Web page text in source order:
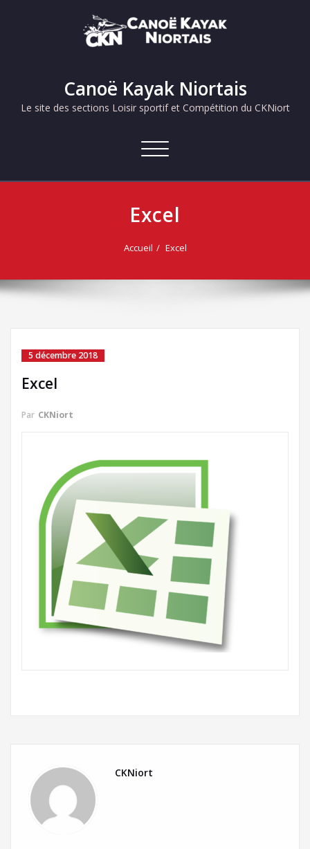
Canoë Kayak Niortais
Le site des sections Loisir sportif et Compétition du CKNiort
Afficher/masquer
navigation
Excel
Accueil Excel
5 décembre 2018
Excel
Par CKNiort
CKNiort